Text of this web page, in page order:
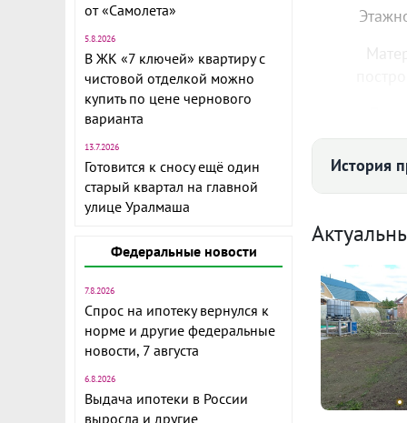
от «Самолета»
5.8.2026
В ЖК «7 ключей» квартиру с
чистовой отделкой можно
купить по цене чернового
варианта
13.7.2026
Готовится к сносу ещё один
старый квартал на главной
улице Уралмаша
Федеральные новости
7.8.2026
Спрос на ипотеку вернулся к
норме и другие федеральные
новости, 7 августа
6.8.2026
Выдача ипотеки в России
выросла и другие
История